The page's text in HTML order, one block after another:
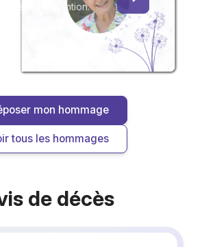
délicate attention.
mon hommage
tous les hommages
de décès